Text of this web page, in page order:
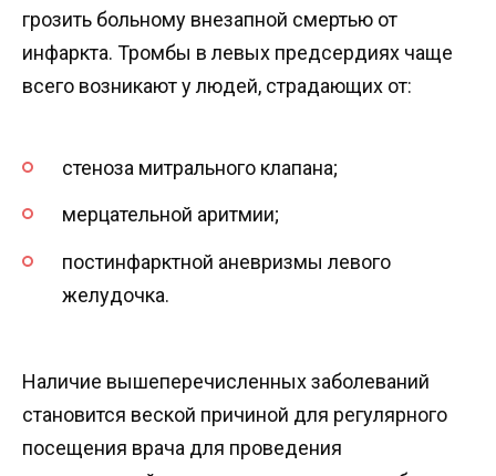
грозить больному внезапной смертью от
инфаркта. Тромбы в левых предсердиях чаще
всего возникают у людей, страдающих от:
стеноза митрального клапана;
мерцательной аритмии;
постинфарктной аневризмы левого
желудочка.
Наличие вышеперечисленных заболеваний
становится веской причиной для регулярного
посещения врача для проведения